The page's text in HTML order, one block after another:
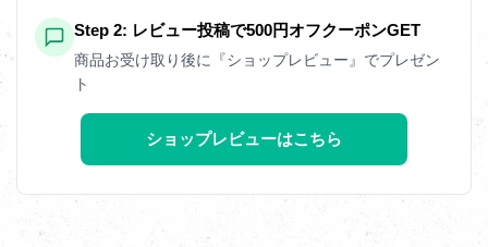
Step 2: レビュー投稿で500円オフクーポンGET
商品お受け取り後に『ショップレビュー』でプレゼン
ト
ショップレビューはこちら